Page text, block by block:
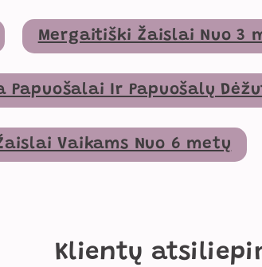
Mergaitiški Žaislai Nuo 3
Papuošalai Ir Papuošalų
Vaikams Nuo 6 metų
Klientų